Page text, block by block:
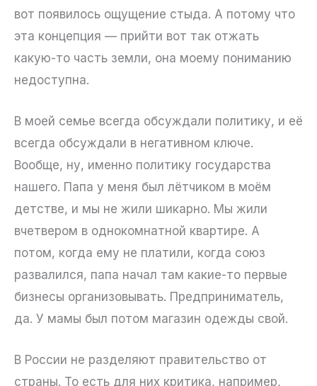
вот появилось ощущение стыда. А потому что
эта концепция — прийти вот так отжать
какую-то часть земли, она моему пониманию
недоступна.
В моей семье всегда обсуждали политику, и её
всегда обсуждали в негативном ключе.
Вообще, ну, именно политику государства
нашего. Папа у меня был лётчиком в моём
детстве, и мы не жили шикарно. Мы жили
вчетвером в однокомнатной квартире. А
потом, когда ему не платили, когда союз
развалился, папа начал там какие-то первые
бизнесы организовывать. Предприниматель,
да. У мамы был потом магазин одежды свой.
В России не разделяют правительство от
страны. То есть для них критика, например,